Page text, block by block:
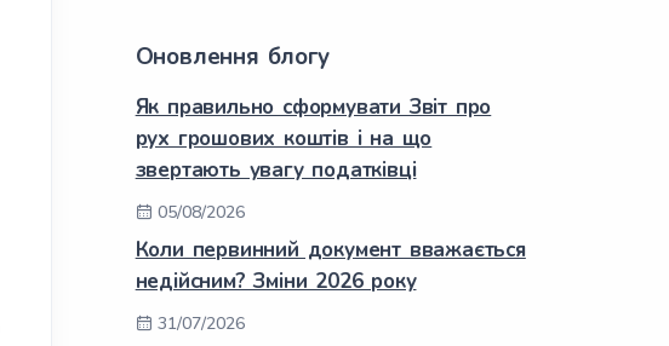
Оновлення блогу
Як правильно сформувати Звіт про
рух грошових коштів і на що
звертають увагу податківці
05/08/2026
Коли первинний документ вважається
недійсним? Зміни 2026 року
31/07/2026